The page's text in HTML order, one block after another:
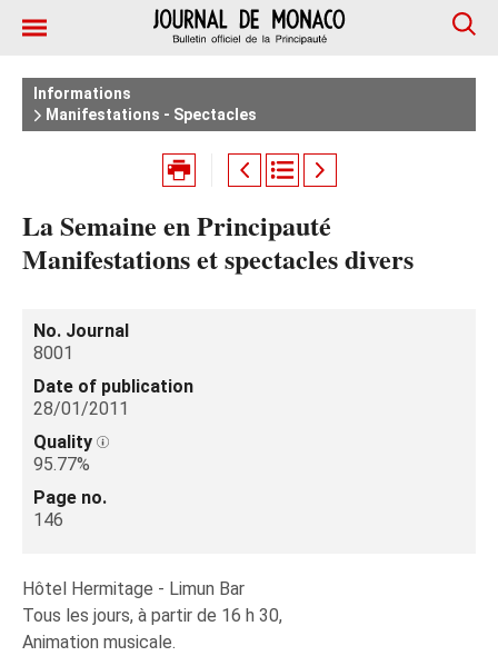
Informations
Manifestations - Spectacles
La Semaine en Principauté
Manifestations et spectacles divers
No. Journal
8001
Date of publication
28/01/2011
Quality
95.77%
Page no.
146
Hôtel Hermitage - Limun Bar
Tous les jours, à partir de 16 h 30,
Animation musicale.